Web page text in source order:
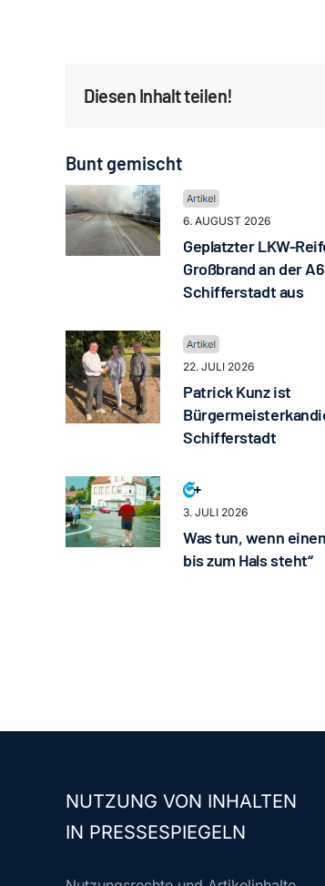
Diesen Inhalt teilen!
Bunt gemischt
6. AUGUST 2026
Geplatzter LKW-
Großbrand an der
Schifferstadt aus
22. JULI 2026
Patrick Kunz ist
Schifferstadt
3. JULI 2026
Was tun, wenn
bis zum Hals steht“
NUTZUNG VON INHALTEN
IN PRESSESPIEGELN